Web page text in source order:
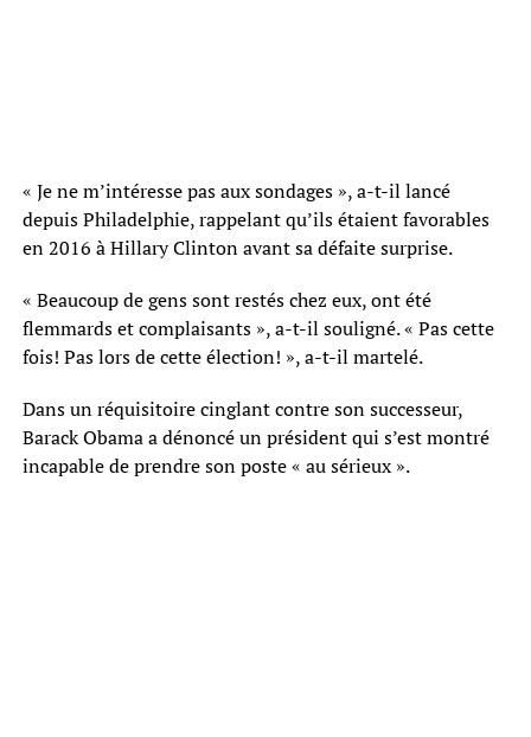
« Je ne m’intéresse pas aux sondages », a-t-il lancé
depuis Philadelphie, rappelant qu’ils étaient favorables
en 2016 à Hillary Clinton avant sa défaite surprise.
« Beaucoup de gens sont restés chez eux, ont été
flemmards et complaisants », a-t-il souligné. « Pas cette
fois! Pas lors de cette élection! », a-t-il martelé.
Dans un réquisitoire cinglant contre son successeur,
Barack Obama a dénoncé un président qui s’est montré
incapable de prendre son poste « au sérieux ».